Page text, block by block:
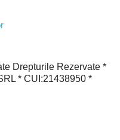
Drepturile Rezervate *
* CUI:21438950 *